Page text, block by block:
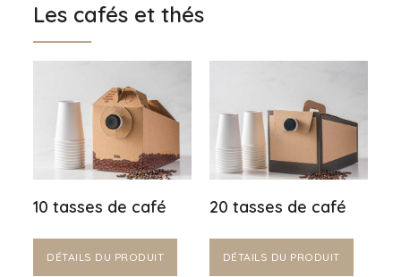
Les cafés et thés
10 tasses de café
DÉTAILS DU PRODUIT
20 tasses de café
DÉTAILS DU PRODUIT